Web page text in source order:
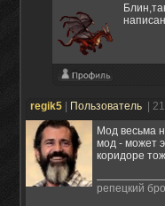
regik5 Пользователь
|
Мод весьма
мод - может
коридоре
репецкий